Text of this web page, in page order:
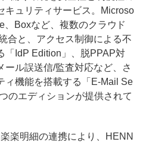
キュリティサービス。Microso
、Boxなど、複数のクラウド
合と、アクセス制御による不
「IdP Edition」、脱PPAP対
ール誤送信/監査対応など、さ
ィ機能を搭載する「E-Mail Se
のエディションが提供されて
楽明細の連携により、HENN